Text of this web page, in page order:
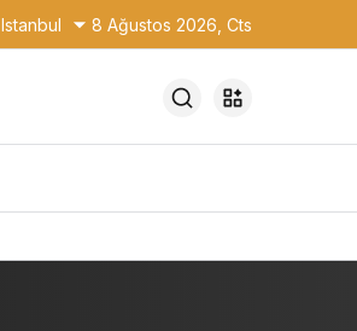
Istanbul 8 Ağustos 2026, Cts